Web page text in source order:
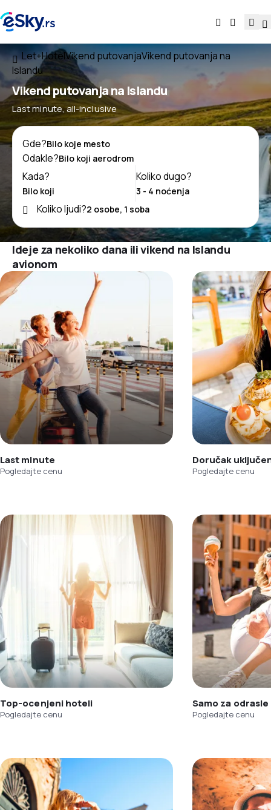
Let+HotelVikend putovanjaVikend putovanja na
Islandu
Vikend putovanja na Islandu
Last minute, all-inclusive
Gde?
Odakle?
Kada?
Koliko dugo?
Koliko ljudi?
Ideje za nekoliko dana ili vikend na Islandu
avionom
Last minute
Pogledajte cenu
Doručak
Pogledajte cenu
Top-ocenjeni hoteli
Pogledajte cenu
Samo za odrasle
Pogledajte cenu